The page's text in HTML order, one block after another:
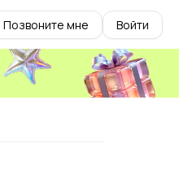
Позвоните мне Войти